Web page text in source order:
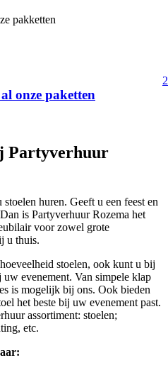
pakketten
onze paketten
Partyverhuur
huren. Geeft u een feest en
is Partyverhuur Rozema het
voor zowel grote
u thuis.
stoelen, ook kunt u bij
evenement. Van simpele klap
is mogelijk bij ons. Ook bieden
het beste bij uw evenement past.
assortiment: stoelen;
etc.